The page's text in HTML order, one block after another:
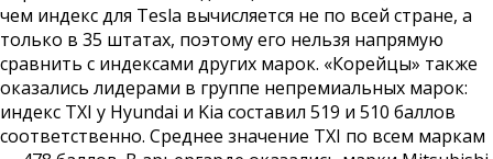
чем индекс для Tesla вычисляется не по всей стране, а
только в 35 штатах, поэтому его нельзя напрямую
сравнить с индексами других марок. «Корейцы» также
оказались лидерами в группе непремиальных марок:
индекс TXI у Hyundai и Kia составил 519 и 510 баллов
соответственно. Среднее значение TXI по всем маркам